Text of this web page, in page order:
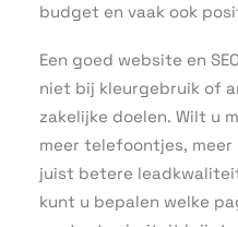
budget en vaak ook
Een goed website en
niet bij kleurgebruik of
zakelijke doelen. Wilt u
meer telefoontjes,
juist betere
kunt u bepalen welke